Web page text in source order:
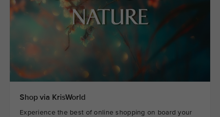
Shop via KrisWorld
Experience the best of online shopping on board your